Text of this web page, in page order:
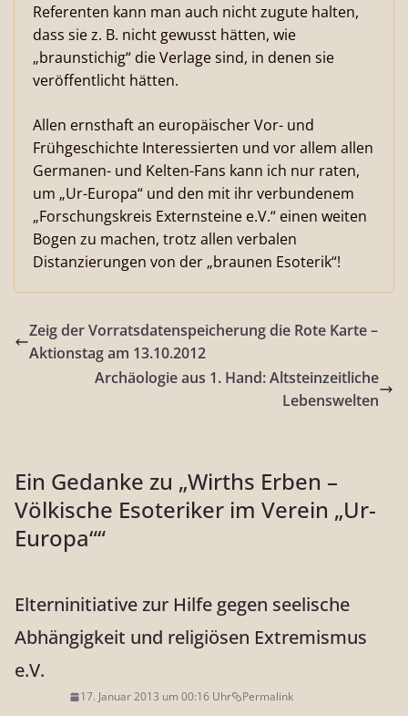
Referenten kann man auch nicht zugute halten,
dass sie z. B. nicht gewusst hätten, wie
„braunstichig“ die Verlage sind, in denen sie
veröffentlicht hätten.
Allen ernsthaft an europäischer Vor- und
Frühgeschichte Interessierten und vor allem allen
Germanen- und Kelten-Fans kann ich nur raten,
um „Ur-Europa“ und den mit ihr verbundenem
„Forschungskreis Externsteine e.V.“ einen weiten
Bogen zu machen, trotz allen verbalen
Distanzierungen von der „braunen Esoterik“!
Zeig der Vorratsdatenspeicherung die Rote Karte –
Aktionstag am 13.10.2012
Archäologie aus 1. Hand: Altsteinzeitliche
Lebenswelten
Ein Gedanke zu „Wirths Erben –
Völkische Esoteriker im Verein „Ur-
Europa““
Elterninitiative zur Hilfe gegen seelische
Abhängigkeit und religiösen Extremismus
e.V.
17. Januar 2013 um 00:16 Uhr Permalink